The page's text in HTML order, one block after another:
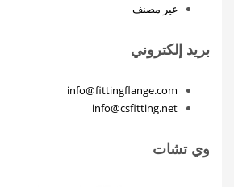
غير مصنف
بريد إلكتروني
info@fittingflange.com
info@csfitting.net
وي تشات